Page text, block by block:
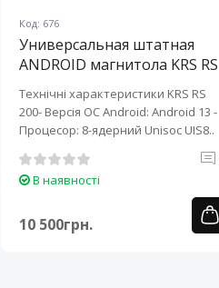
Код: 676
Универсальная штатная
ANDROID магнитола KRS RS
Технічні характеристики KRS RS
200- Версія ОС Android: Android 13 ​-
Процесор: 8-ядерний Unisoc UIS8..
В наявності
10 500грн.